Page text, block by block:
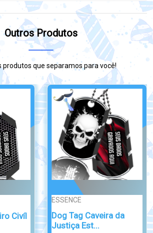
Outros Produtos
produtos que separamos para você!
Tática
CLASSIC
Dog Tag Filho Vencedor